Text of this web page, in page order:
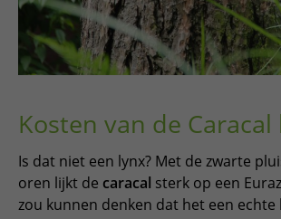
Kosten van de Caracal
Is dat niet een lynx? Met de zwarte
oren lijkt de caracal sterk op een
zou kunnen denken dat het een echte